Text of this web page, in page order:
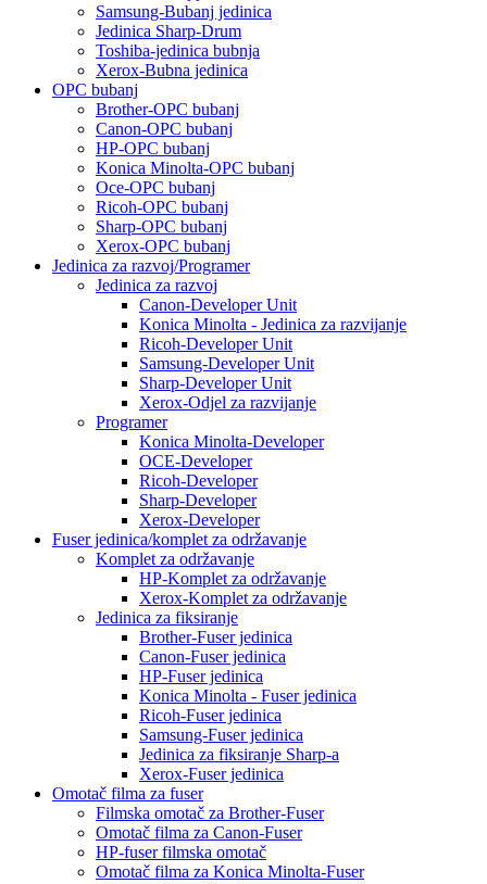
Samsung-Bubanj jedinica
Jedinica Sharp-Drum
Toshiba-jedinica bubnja
Xerox-Bubna jedinica
OPC bubanj
Brother-OPC bubanj
Canon-OPC bubanj
HP-OPC bubanj
Konica Minolta-OPC bubanj
Oce-OPC bubanj
Ricoh-OPC bubanj
Sharp-OPC bubanj
Xerox-OPC bubanj
Jedinica za razvoj/Programer
Jedinica za razvoj
Canon-Developer Unit
Konica Minolta - Jedinica za razvijanje
Ricoh-Developer Unit
Samsung-Developer Unit
Sharp-Developer Unit
Xerox-Odjel za razvijanje
Programer
Konica Minolta-Developer
OCE-Developer
Ricoh-Developer
Sharp-Developer
Xerox-Developer
Fuser jedinica/komplet za održavanje
Komplet za održavanje
HP-Komplet za održavanje
Xerox-Komplet za održavanje
Jedinica za fiksiranje
Brother-Fuser jedinica
Canon-Fuser jedinica
HP-Fuser jedinica
Konica Minolta - Fuser jedinica
Ricoh-Fuser jedinica
Samsung-Fuser jedinica
Jedinica za fiksiranje Sharp-a
Xerox-Fuser jedinica
Omotač filma za fuser
Filmska omotač za Brother-Fuser
Omotač filma za Canon-Fuser
HP-fuser filmska omotač
Omotač filma za Konica Minolta-Fuser